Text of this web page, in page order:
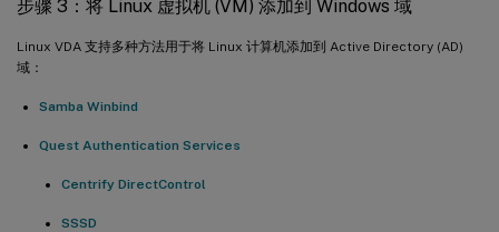
步骤 3：将 Linux 虚拟机 (VM) 添加到 Windows 域
Linux VDA 支持多种方法用于将 Linux 计算机添加到 Active Directory (AD)
域：
Samba Winbind
Quest Authentication Services
Centrify DirectControl
SSSD